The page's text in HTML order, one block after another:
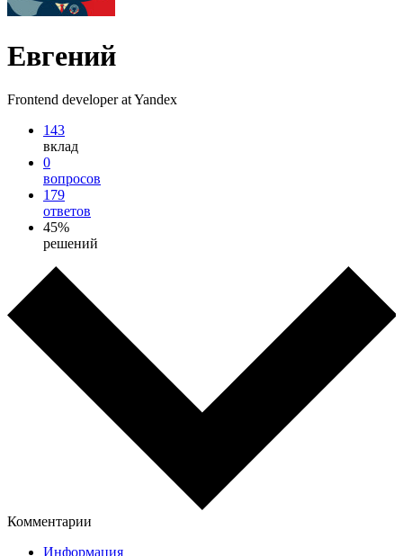
Евгений
Frontend developer at Yandex
143
вклад
0
вопросов
179
ответов
45%
решений
Комментарии
Информация